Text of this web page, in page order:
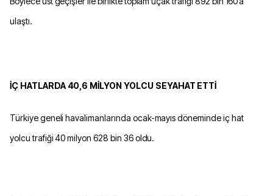
ulaştı.
İÇ HATLARDA 40,6 MİLYON YOLCU SEYAHAT ETTİ
Türkiye geneli havalimanlarında ocak-mayıs döneminde iç hat
yolcu trafiği 40 milyon 628 bin 36 oldu.